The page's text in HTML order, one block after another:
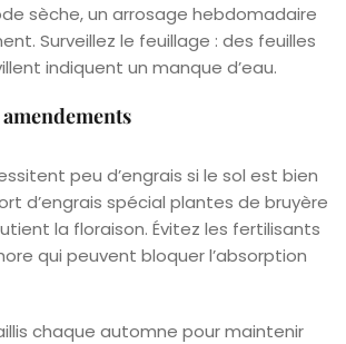
sèche, un arrosage hebdomadaire
Surveillez le feuillage : des feuilles
indiquent un manque d’eau.
peu d’engrais si le sol est bien
d’engrais spécial plantes de bruyère
la floraison. Évitez les fertilisants
qui peuvent bloquer l’absorption
chaque automne pour maintenir